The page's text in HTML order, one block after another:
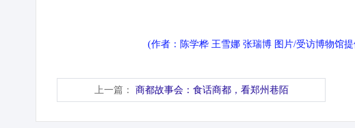
(作者：陈学桦 王雪娜 张瑞博 图片/受访博物
上一篇： 商都故事会：食话商都，看郑州巷陌